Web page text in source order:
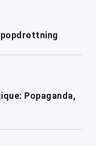
Popaganda,